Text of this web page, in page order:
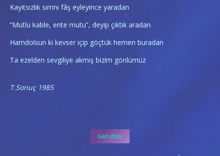
Kayıtsızlık sırrını fâş eyleyince yaradan
“Mutlu kable, ente mutu”, deyip çıktık aradan
Hamdolsun ki kevser içip göçtük hemen buradan
Ta ezelden sevgiliye akmış bizim gönlümüz
T.Sonuç 1985
Geri dön.